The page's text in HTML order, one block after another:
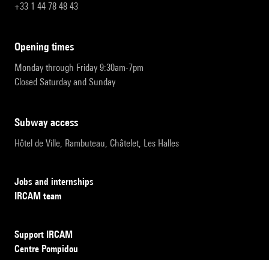
+33 1 44 78 48 43
opening times
Monday through Friday 9:30am-7pm
Closed Saturday and Sunday
subway access
Hôtel de Ville, Rambuteau, Châtelet, Les Halles
Jobs and internships
IRCAM team
Support IRCAM
Centre Pompidou